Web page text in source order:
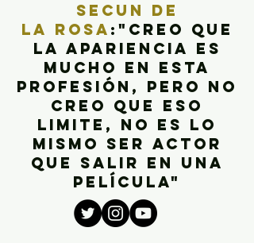
secun de
la rosa :"Creo que
la apariencia es
mucho en esta
profesión, pero no
creo que eso
limite, no es lo
mismo ser actor
que salir en una
película"